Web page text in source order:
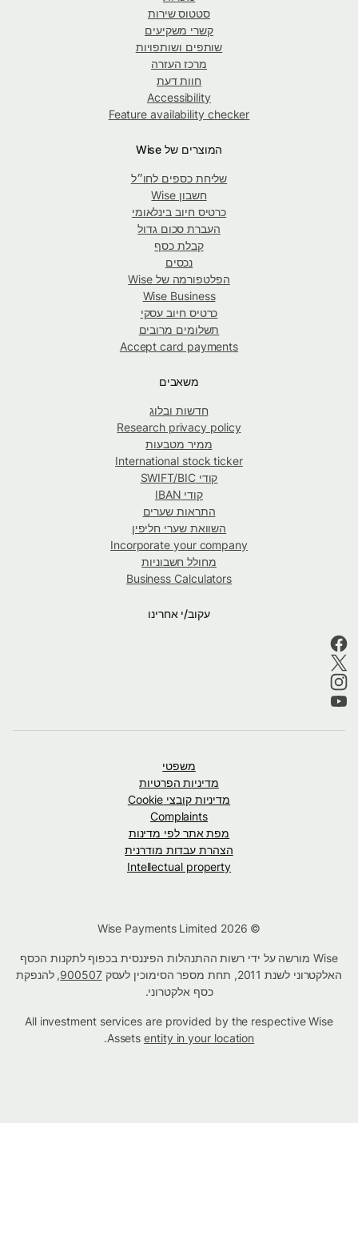
סטטוס שירות
קשרי משקיעים
שותפים ושותפויות
מרכז העזרה
חוות דעת
Accessibility
Feature availability checker
המוצרים של Wise
שליחת כספים לחו״ל
חשבון Wise
כרטיס חיוב בינלאומי
העברת סכום גדול
קבלת כסף
נכסים
הפלטפורמה של Wise
Wise Business
כרטיס חיוב עסקי
תשלומים מרובים
Accept card payments
משאבים
חדשות ובלוג
Research privacy policy
ממיר מטבעות
International stock ticker
קודי SWIFT/BIC
קודי IBAN
התראות שערים
השוואת שערי חליפין
Incorporate your company
מחולל חשבוניות
Business Calculators
עקוב/י אחרינו
משפטי
מדיניות הפרטיות
מדיניות קובצי Cookie
Complaints
מפת אתר לפי מדינות
הצהרת עבדות מודרנית
Intellectual property
Wise מורשה על ידי רשות ההתנהלות הפיננסית בכפוף לתקנות הכסף
האלקטרוני לשנת 2011, תחת מספר הסימוכין לעסק
900507, להנפקת
כסף אלקטרוני.
All investment services are provided by the respective Wise
Assetsentity in your location
.